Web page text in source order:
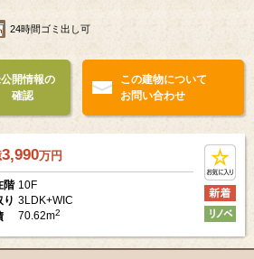
24時間ゴミ出し可
開情報の
確認
この建物について
お問い合わせ
3,990万円
階 10F
り 3LDK+WIC
70.62m2